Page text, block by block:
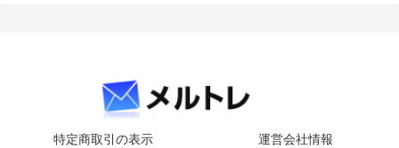
特定商取引の表示
運営会社情報